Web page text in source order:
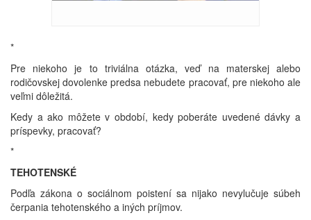
*
Pre niekoho je to triviálna otázka, veď na materskej alebo
rodičovskej dovolenke predsa nebudete pracovať, pre niekoho ale
veľmi dôležitá.
Kedy a ako môžete v období, kedy poberáte uvedené dávky a
príspevky, pracovať?
*
TEHOTENSKÉ
Podľa zákona o sociálnom poistení sa nijako nevylučuje súbeh
čerpania tehotenského a iných príjmov.